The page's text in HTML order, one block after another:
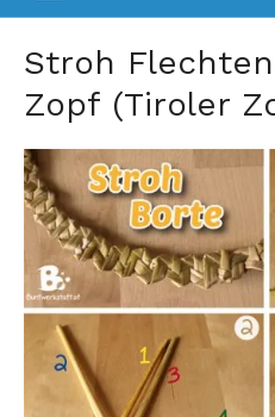
Stroh
Zopf (Tiroler